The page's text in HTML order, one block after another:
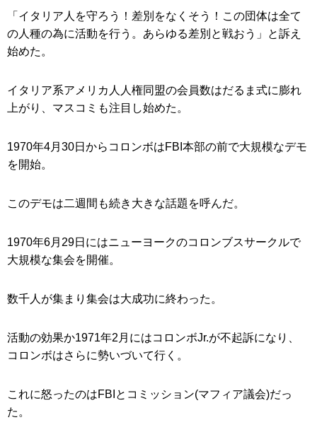
「イタリア人を守ろう！差別をなくそう！この団体は全て
の人種の為に活動を行う。あらゆる差別と戦おう」と訴え
始めた。
イタリア系アメリカ人人権同盟の会員数はだるま式に膨れ
上がり、マスコミも注目し始めた。
1970年4月30日からコロンボはFBI本部の前で大規模なデモ
を開始。
このデモは二週間も続き大きな話題を呼んだ。
1970年6月29日にはニューヨークのコロンブスサークルで
大規模な集会を開催。
数千人が集まり集会は大成功に終わった。
活動の効果か1971年2月にはコロンボJr.が不起訴になり、
コロンボはさらに勢いづいて行く。
これに怒ったのはFBIとコミッション(マフィア議会)だっ
た。